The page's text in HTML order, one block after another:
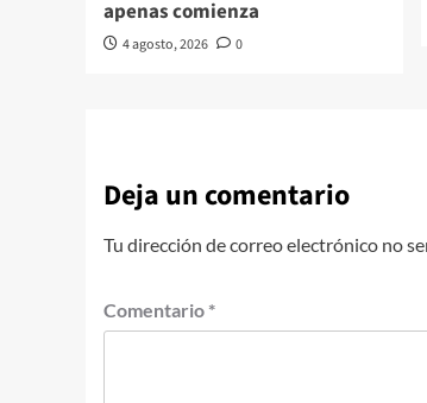
apenas comienza
4 agosto, 2026 0
Deja un comentario
Tu dirección de correo electrónico no
Comentario *